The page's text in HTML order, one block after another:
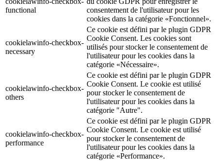
functional
consentement de l'utilisateur pour les
cookies dans la catégorie «Fonctionnel».
cookielawinfo-checkbox-
necessary
Ce cookie est défini par le plugin GDPR
Cookie Consent. Les cookies sont
utilisés pour stocker le consentement de
l'utilisateur pour les cookies dans la
catégorie «Nécessaire».
cookielawinfo-checkbox-
others
Ce cookie est défini par le plugin GDPR
Cookie Consent. Le cookie est utilisé
pour stocker le consentement de
l'utilisateur pour les cookies dans la
catégorie "Autre".
cookielawinfo-checkbox-
performance
Ce cookie est défini par le plugin GDPR
Cookie Consent. Le cookie est utilisé
pour stocker le consentement de
l'utilisateur pour les cookies dans la
catégorie «Performance».